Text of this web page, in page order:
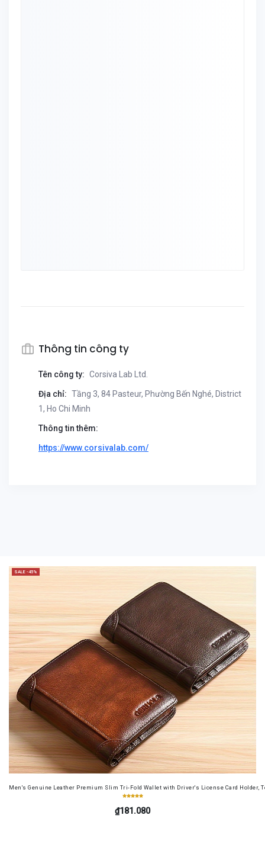
Thông tin công ty
Tên công ty: Corsiva Lab Ltd.
Địa chỉ: Tầng 3, 84 Pasteur, Phường Bến Nghé, District
1, Ho Chi Minh
Thông tin thêm:
https://www.corsivalab.com/
SALE -45%
Men's Genuine Leather Premium Slim Tri-Fold Wallet with Driver's License Card Holder,
₫181.080